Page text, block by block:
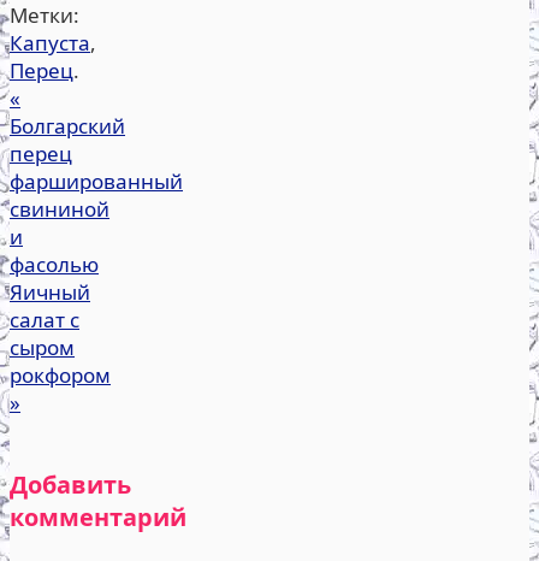
Метки:
Капуста,
Перец.
«
Болгарский
перец
фаршированный
свининой
и
фасолью
Яичный
салат с
сыром
рокфором
»
Добавить
комментарий